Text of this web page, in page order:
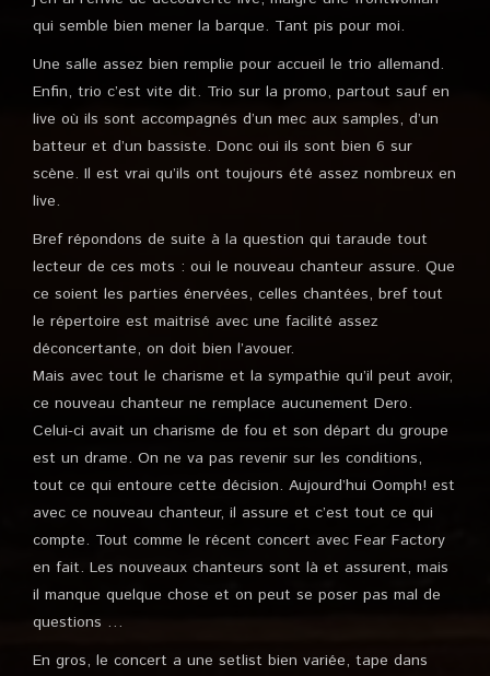
qui semble bien mener la barque. Tant pis pour moi.
Une salle assez bien remplie pour accueil le trio allemand.
Enfin, trio c’est vite dit. Trio sur la promo, partout sauf en
live où ils sont accompagnés d’un mec aux samples, d’un
batteur et d’un bassiste. Donc oui ils sont bien 6 sur
scène. Il est vrai qu’ils ont toujours été assez nombreux en
live.
Bref répondons de suite à la question qui taraude tout
lecteur de ces mots : oui le nouveau chanteur assure. Que
ce soient les parties énervées, celles chantées, bref tout
le répertoire est maitrisé avec une facilité assez
déconcertante, on doit bien l’avouer.
Mais avec tout le charisme et la sympathie qu’il peut avoir,
ce nouveau chanteur ne remplace aucunement Dero.
Celui-ci avait un charisme de fou et son départ du groupe
est un drame. On ne va pas revenir sur les conditions,
tout ce qui entoure cette décision. Aujourd’hui Oomph! est
avec ce nouveau chanteur, il assure et c’est tout ce qui
compte. Tout comme le récent concert avec Fear Factory
en fait. Les nouveaux chanteurs sont là et assurent, mais
il manque quelque chose et on peut se poser pas mal de
questions …
En gros, le concert a une setlist bien variée, tape dans